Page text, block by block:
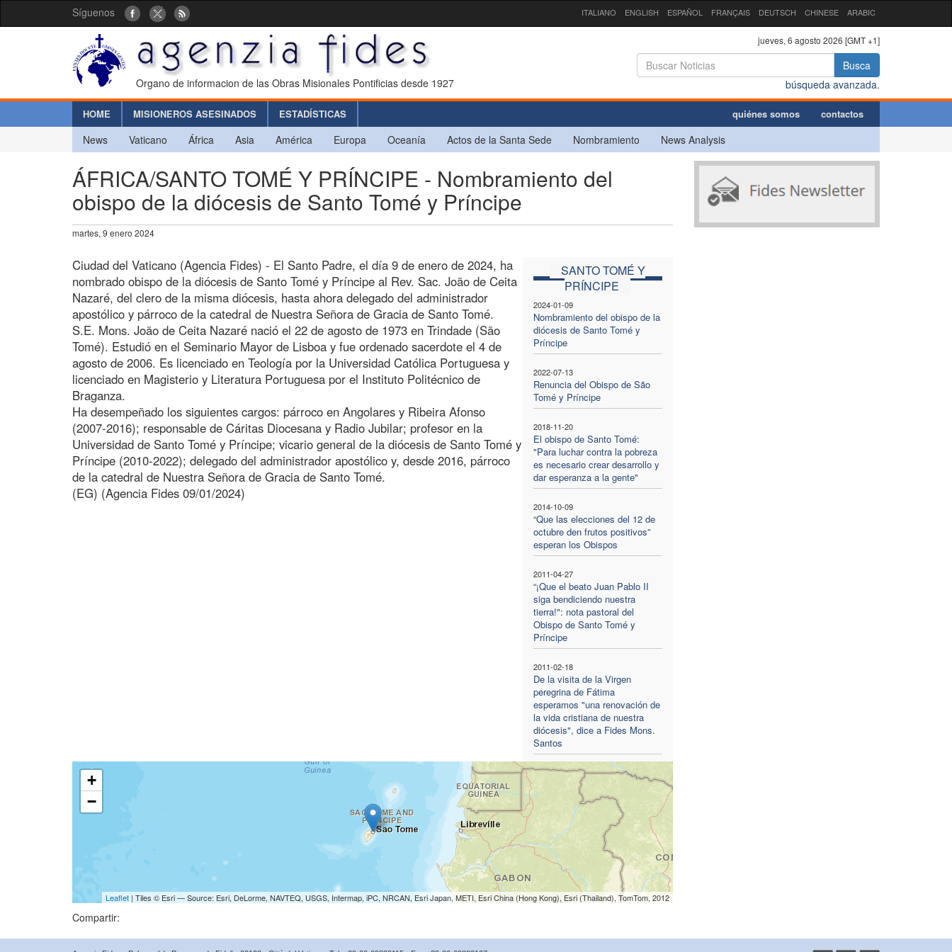
Síguenos ITALIANO ENGLISH ESPAÑOL FRANÇAIS DEUTSCH CHINESE ARABIC
Organo de informacion de las Obras Misionales Pontificias desde 1927
jueves, 6 agosto 2026 [GMT +1]
Busca
búsqueda avanzada.
HOME MISIONEROS ASESINADOS ESTADÍSTICAS quiénes somos contactos
News Vaticano África Asia América Europa Oceanía Actos de la Santa Sede Nombramiento News Analysis
ÁFRICA/SANTO TOMÉ Y PRÍNCIPE - Nombramiento del
obispo de la diócesis de Santo Tomé y Príncipe
martes, 9 enero 2024
SANTO TOMÉ Y
PRÍNCIPE
2024-01-09
Nombramiento del obispo de la
diócesis de Santo Tomé y
Príncipe
2022-07-13
Renuncia del Obispo de São
Tomé y Príncipe
2018-11-20
El obispo de Santo Tomé:
"Para luchar contra la pobreza
es necesario crear desarrollo y
dar esperanza a la gente"
2014-10-09
“Que las elecciones del 12 de
octubre den frutos positivos”
esperan los Obispos
2011-04-27
“¡Que el beato Juan Pablo II
siga bendiciendo nuestra
tierra!": nota pastoral del
Obispo de Santo Tomé y
Príncipe
2011-02-18
De la visita de la Virgen
peregrina de Fátima
esperamos "una renovación de
la vida cristiana de nuestra
diócesis", dice a Fides Mons.
Santos
Ciudad del Vaticano (Agencia Fides) - El Santo Padre, el día 9 de enero de 2024, ha
nombrado obispo de la diócesis de Santo Tomé y Príncipe al Rev. Sac. João de Ceita
Nazaré, del clero de la misma diócesis, hasta ahora delegado del administrador
apostólico y párroco de la catedral de Nuestra Señora de Gracia de Santo Tomé.
S.E. Mons. João de Ceita Nazaré nació el 22 de agosto de 1973 en Trindade (São
Tomé). Estudió en el Seminario Mayor de Lisboa y fue ordenado sacerdote el 4 de
agosto de 2006. Es licenciado en Teología por la Universidad Católica Portuguesa y
licenciado en Magisterio y Literatura Portuguesa por el Instituto Politécnico de
Braganza.
Ha desempeñado los siguientes cargos: párroco en Angolares y Ribeira Afonso
(2007-2016); responsable de Cáritas Diocesana y Radio Jubilar; profesor en la
Universidad de Santo Tomé y Príncipe; vicario general de la diócesis de Santo Tomé y
Príncipe (2010-2022); delegado del administrador apostólico y, desde 2016, párroco
de la catedral de Nuestra Señora de Gracia de Santo Tomé.
(EG) (Agencia Fides 09/01/2024)
+
−
Leaflet| Tiles © Esri — Source: Esri, DeLorme, NAVTEQ, USGS, Intermap, iPC, NRCAN, Esri Japan, METI, Esri China (Hong Kong), Esri (Thailand), TomTom, 2012
Compartir: